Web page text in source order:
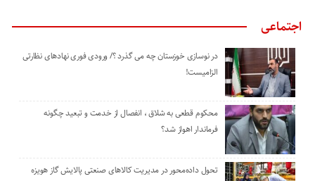
اجتماعی
در نوسازی خوزستان چه می گذرد ؟/ ورودی فوری نهادهای نظارتی
الزامیست!
محکوم قطعی به شلاق ، انفصال از خدمت و تبعید چگونه
فرماندار اهواز شد؟
تحول داده‌محور در مدیریت کالاهای صنعتی پالایش گاز هویزه